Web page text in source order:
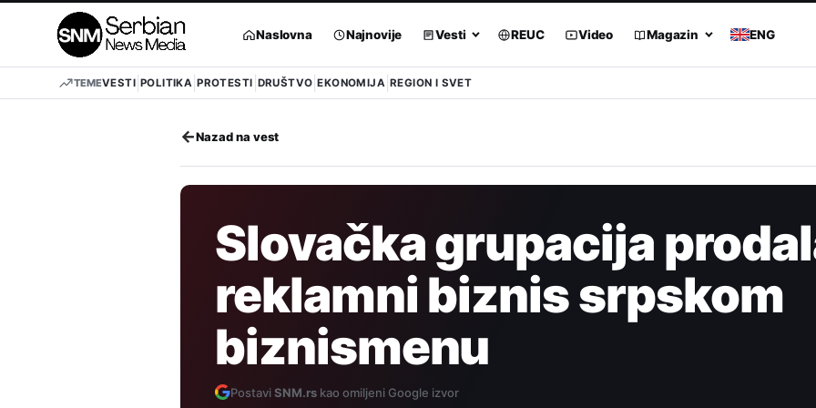
Naslovna Najnovije Vesti REUC Video Magazin ENG
TEMEVESTI POLITIKA PROTESTI DRUŠTVO EKONOMIJA REGION I SVET
←Nazad na vest
Slovačka grupacija
reklamni biznis srpskom
biznismenu
PostaviSNM.rs kao omiljeni Google izvor